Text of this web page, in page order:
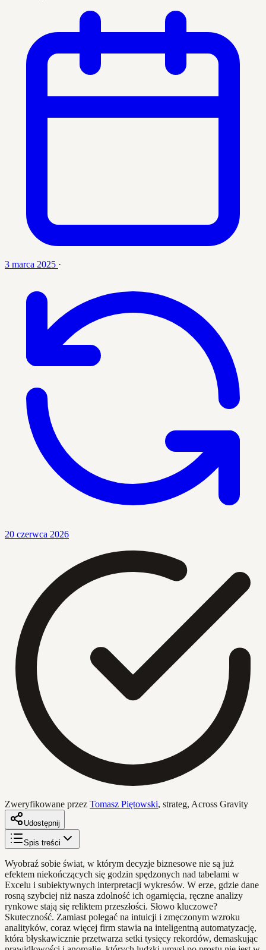
3 marca 2025 ·
20 czerwca 2026
Zweryfikowane przez Tomasz Piętowski, strateg, Across Gravity
Udostępnij
Spis treści
Wyobraź sobie świat, w którym decyzje biznesowe nie są już
efektem niekończących się godzin spędzonych nad tabelami w
Excelu i subiektywnych interpretacji wykresów. W erze, gdzie dane
rosną szybciej niż nasza zdolność ich ogarnięcia, ręczne analizy
rynkowe stają się reliktem przeszłości. Słowo kluczowe?
Skuteczność. Zamiast polegać na intuicji i zmęczonym wzroku
analityków, coraz więcej firm stawia na inteligentną automatyzację,
która błyskawicznie przetwarza setki tysięcy rekordów, demaskując